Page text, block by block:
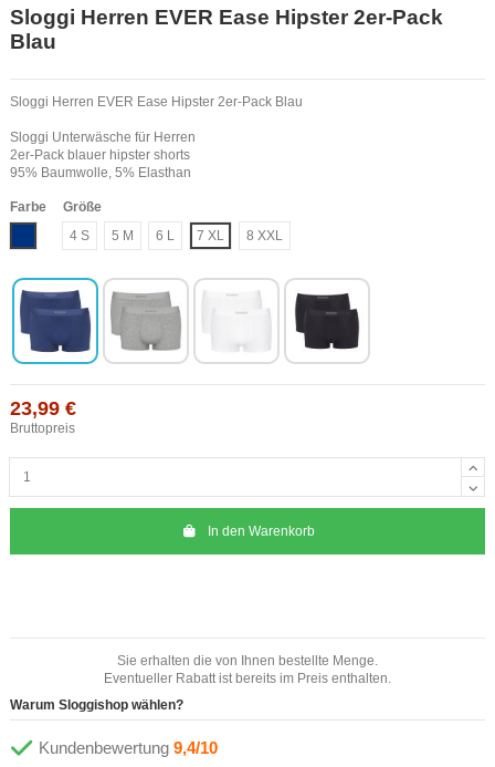
Sloggi Herren EVER Ease Hipster 2er-Pack
Blau
Sloggi Herren EVER Ease Hipster 2er-Pack Blau
Sloggi Unterwäsche für Herren
2er-Pack blauer hipster shorts
95% Baumwolle, 5% Elasthan
Farbe
Größe
4 S
5 M 6 L 7 XL 8 XXL
23,99 €
Bruttopreis
In den Warenkorb
Sie erhalten die von Ihnen bestellte Menge.
Eventueller Rabatt ist bereits im Preis enthalten.
Warum Sloggishop wählen?
Kundenbewertung 9,4/10